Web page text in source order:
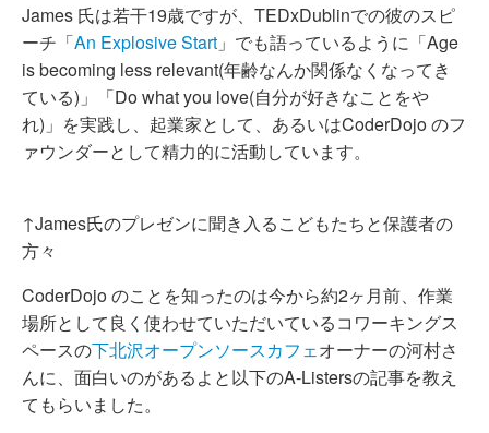
James 氏は若干19歳ですが、TEDxDublinでの彼のスピ
ーチ「An Explosive Start 」でも語っているように「Age
is becoming less relevant(年齢なんか関係なくなってき
ている)」「Do what you love(自分が好きなことをや
れ)」を実践し、起業家として、あるいはCoderDojo のフ
ァウンダーとして精力的に活動しています。
↑James氏のプレゼンに聞き入るこどもたちと保護者の
方々
CoderDojo のことを知ったのは今から約2ヶ月前、作業
場所として良く使わせていただいているコワーキングス
ペースの下北沢オープンソースカフェオーナーの河村さ
んに、面白いのがあるよと以下のA-Listersの記事を教え
てもらいました。